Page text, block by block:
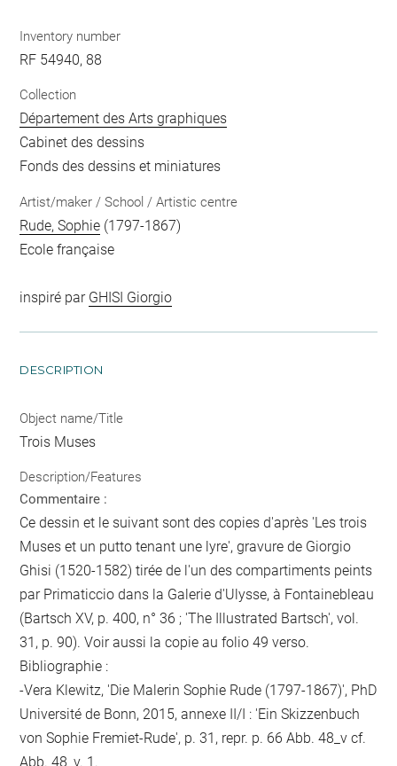
Inventory number
RF 54940, 88
Collection
Département des Arts graphiques
Cabinet des dessins
Fonds des dessins et miniatures
Artist/maker / School / Artistic centre
Rude, Sophie (1797-1867)
Ecole française
inspiré par GHISI Giorgio
DESCRIPTION
Object name/Title
Trois Muses
Description/Features
Commentaire :
Ce dessin et le suivant sont des copies d'après 'Les trois
Muses et un putto tenant une lyre', gravure de Giorgio
Ghisi (1520-1582) tirée de l'un des compartiments peints
par Primaticcio dans la Galerie d'Ulysse, à Fontainebleau
(Bartsch XV, p. 400, n° 36 ; 'The Illustrated Bartsch', vol.
31, p. 90). Voir aussi la copie au folio 49 verso.
Bibliographie :
-Vera Klewitz, 'Die Malerin Sophie Rude (1797-1867)', PhD
Université de Bonn, 2015, annexe II/I : 'Ein Skizzenbuch
von Sophie Fremiet-Rude', p. 31, repr. p. 66 Abb. 48_v cf.
Abb. 48_v. 1.